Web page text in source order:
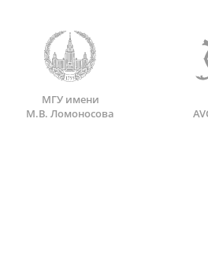
МГУ имени
М.В. Ломоносова